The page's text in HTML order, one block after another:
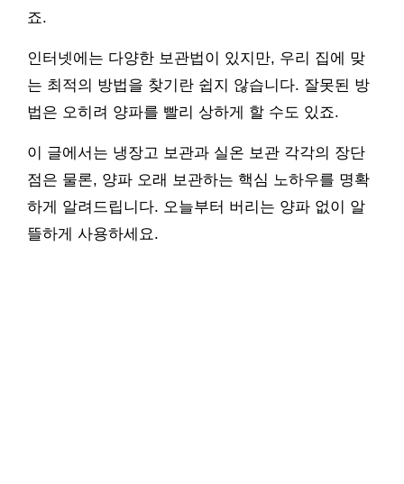
죠.
인터넷에는 다양한 보관법이 있지만, 우리 집에 맞
는 최적의 방법을 찾기란 쉽지 않습니다. 잘못된 방
법은 오히려 양파를 빨리 상하게 할 수도 있죠.
이 글에서는 냉장고 보관과 실온 보관 각각의 장단
점은 물론, 양파 오래 보관하는 핵심 노하우를 명확
하게 알려드립니다. 오늘부터 버리는 양파 없이 알
뜰하게 사용하세요.